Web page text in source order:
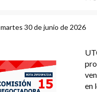
martes 30 de junio de 2026
en